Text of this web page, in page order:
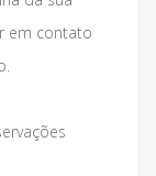
em contato